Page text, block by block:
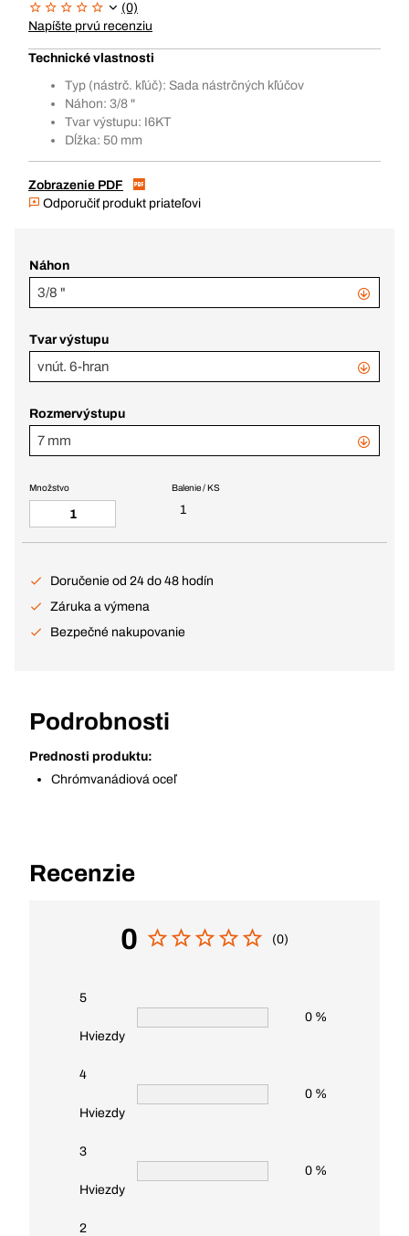
(0)
Napíšte prvú recenziu
Technické vlastnosti
Typ (nástrč. kľúč): Sada nástrčných kľúčov
Náhon: 3/8 "
Tvar výstupu: I6KT
Dĺžka: 50 mm
Zobrazenie PDF
Odporučiť produkt priateľovi
Náhon
3/8 "
Tvar výstupu
vnút. 6-hran
Rozmervýstupu
7 mm
Balenie / KS
1
Množstvo
Doručenie od 24 do 48 hodín
Záruka a výmena
Bezpečné nakupovanie
Podrobnosti
Prednosti produktu:
Chrómvanádiová oceľ
Recenzie
0 (0)
5
Hviezdy
0 %
4
Hviezdy
0 %
3
Hviezdy
0 %
2